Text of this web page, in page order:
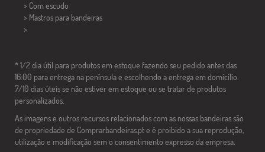
> Com escudo
> Mastros para bandeiras
>
* 1/2 dia útil para produtos em estoque fazendo seu pedido antes das
16:00 para entrega na península e escolhendo a entrega em domicílio.
7/10 dias úteis se não estiver em estoque ou se tratar de produtos
personalizados.
As imagens e outros recursos relacionados com as nossas bandeiras são
de propriedade de Comprarbandeiras.pt e é proibido a sua reprodução,
utilização e modificação sem o consentimento expresso da empresa.